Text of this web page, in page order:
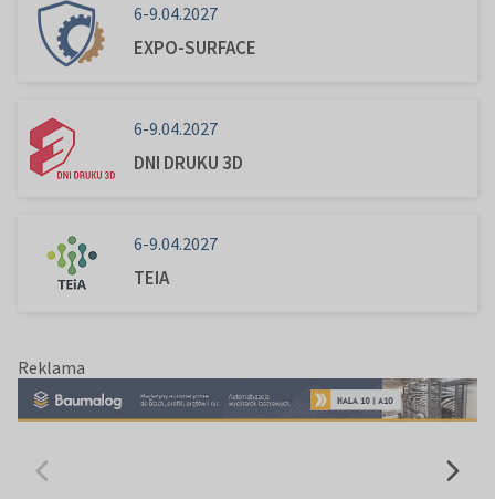
6-9.04.2027
EXPO-SURFACE
6-9.04.2027
DNI DRUKU 3D
6-9.04.2027
TEIA
Reklama